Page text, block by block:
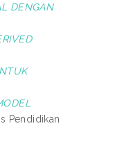
DENGAN
Pendidikan